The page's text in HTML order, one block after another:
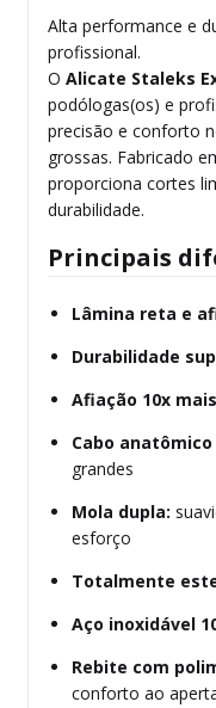
Alta performance e
profissional.
O Alicate Staleks
podólogas(os) e
precisão e conforto
grossas. Fabricado
proporciona cortes
durabilidade.
Principais
Lâmina reta e
Durabilidade
Afiação 10x
Cabo
grandes
Mola dupla:
esforço
Totalmente
Aço inoxidável
Rebite com
conforto ao